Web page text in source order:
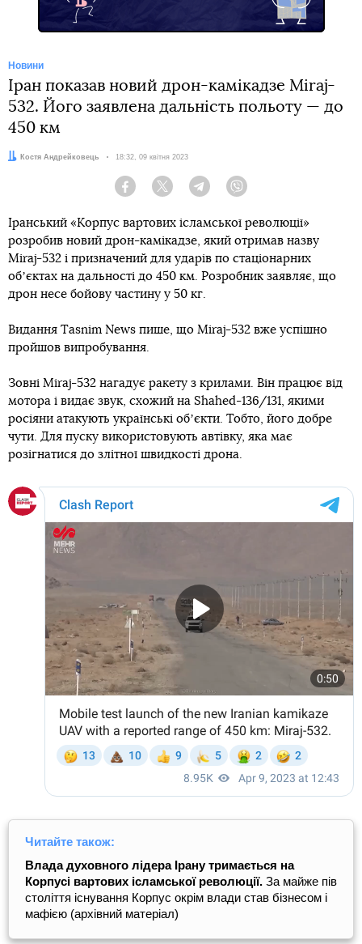
Новини
Іран показав новий дрон-камікадзе Miraj-
532. Його заявлена дальність польоту — до
450 км
Автор:Костя Андрейковець Дата:
18:32, 09 квітня 2023
Facebook Twitter Telegram
Іранський «Корпус вартових ісламської революції»
розробив новий дрон-камікадзе, який отримав назву
Mіraj-532 і призначений для ударів по стаціонарних
обʼєктах на дальності до 450 км. Розробник заявляє, що
дрон несе бойову частину у 50 кг.
Видання Tasnim News пише, що Mіraj-532 вже успішно
пройшов випробування.
Зовні Mіraj-532 нагадує ракету з крилами. Він працює від
мотора і видає звук, схожий на Shahed-136/131, якими
росіяни атакують українські обʼєкти. Тобто, його добре
чути. Для пуску використовують автівку, яка має
розігнатися до злітної швидкості дрона.
Читайте також:
Влада духовного лідера Ірану тримається на
Корпусі вартових ісламської революції. За майже пів
століття існування Корпус окрім влади став бізнесом і
мафією (архівний матеріал)